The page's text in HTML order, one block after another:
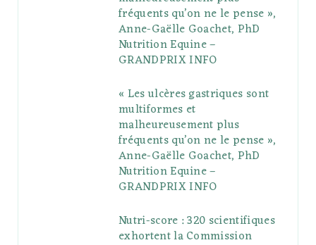
l
s
a
m
s
fréquents qu’on ne le pense »,
Anne-Gaëlle Goachet, PhD
Nutrition Equine –
GRANDPRIX INFO
« Les ulcères gastriques sont
multiformes et
malheureusement plus
fréquents qu’on ne le pense »,
Anne-Gaëlle Goachet, PhD
Nutrition Equine –
GRANDPRIX INFO
Nutri-score : 320 scientifiques
exhortent la Commission